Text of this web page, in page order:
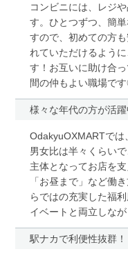
コンビニには、レジ
す。ひとつずつ、簡
すので、初めての方
れていただけるよう
す！お互いに助け合
間の仲もよい職場で
様々な年代の方が活躍
OdakyuOXMARTでは
男女比は半々くらい
主体となってお店を
「お昼まで」など働
らではの充実した福
イベートと両立しなが
駅ナカで利便性抜群！